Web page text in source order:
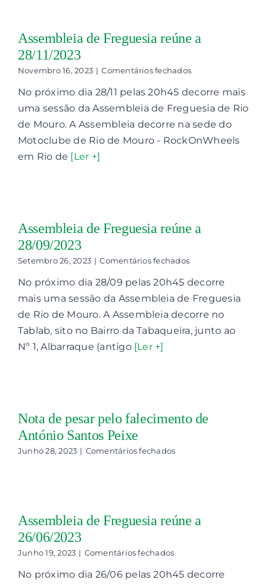
Assembleia de Freguesia reúne a
28/11/2023
Novembro 16, 2023 | Comentários fechadosem
de
Freguesia
a
28/11/2023
No próximo dia 28/11 pelas 20h45 decorre mais
uma sessão da Assembleia de Freguesia de Rio
de Mouro. A Assembleia decorre na sede do
Motoclube de Rio de Mouro - RockOnWheels
em Rio de [Ler +]
Assembleia de Freguesia reúne a
28/09/2023
Setembro 26, 2023 | Comentários fechadosem
de
Freguesia
reúne
a
28/09/2023
No próximo dia 28/09 pelas 20h45 decorre
mais uma sessão da Assembleia de Freguesia
de Rio de Mouro. A Assembleia decorre no
Tablab, sito no Bairro da Tabaqueira, junto ao
Nº 1, Albarraque (antigo [Ler +]
Nota de pesar pelo falecimento de
António Santos Peixe
Junho 28, 2023 | Comentários fechadosem
de
Assembleia de Freguesia reúne a
26/06/2023
Junho 19, 2023 | Comentários fechadosem
de
No próximo dia 26/06 pelas 20h45 decorre